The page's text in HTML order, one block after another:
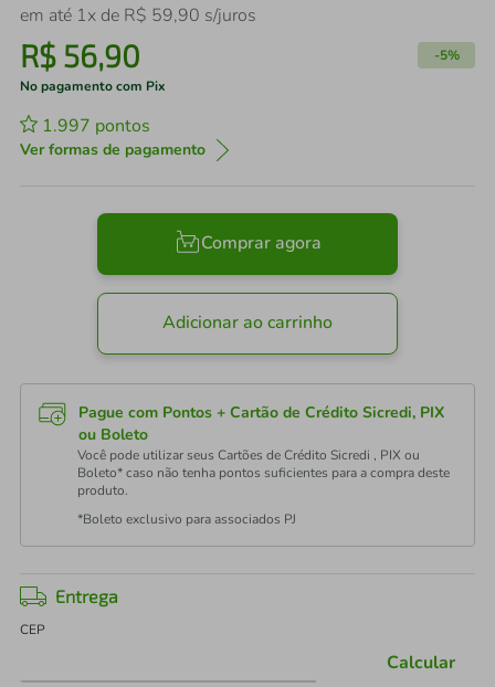
em até 1x de R$ 59,90 s/juros
R$ 56,90 -5%
No pagamento com Pix
1.997 pontos
Ver formas de pagamento
Comprar agora
Adicionar ao carrinho
Pague com Pontos + Cartão de Crédito Sicredi, PIX
ou Boleto
Você pode utilizar seus Cartões de Crédito Sicredi , PIX ou
Boleto* caso não tenha pontos suficientes para a compra deste
produto.
*Boleto exclusivo para associados PJ
Entrega
CEP
Calcular